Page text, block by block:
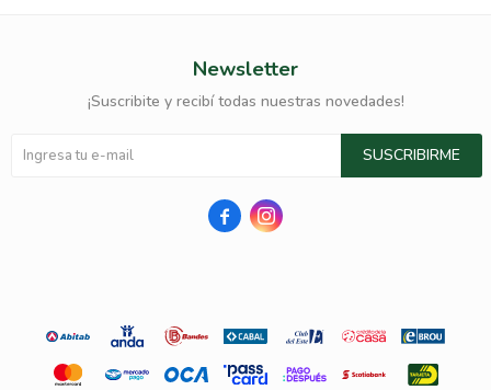
Newsletter
¡Suscribite y recibí todas nuestras novedades!
SUSCRIBIRME
 